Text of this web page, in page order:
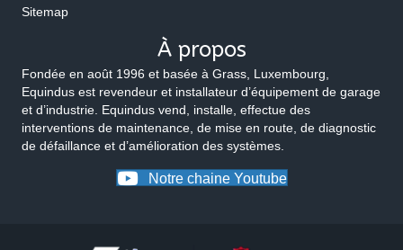
Sitemap
À propos
Fondée en août 1996 et basée à Grass, Luxembourg,
Equindus est revendeur et installateur d’équipement de garage
et d’industrie. Equindus vend, installe, effectue des
interventions de maintenance, de mise en route, de diagnostic
de défaillance et d’amélioration des systèmes.
Notre chaine Youtube